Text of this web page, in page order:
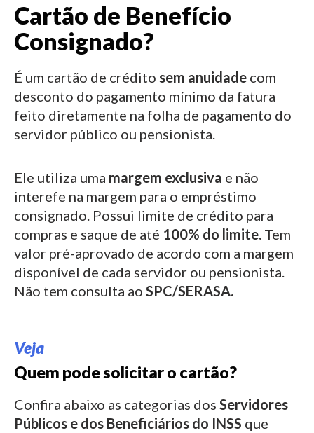
Cartão de Benefício
Consignado?
É um cartão de crédito sem anuidade com
desconto do pagamento mínimo da fatura
feito diretamente na folha de pagamento do
servidor público ou pensionista.
Ele utiliza uma margem exclusiva e não
interefe na margem para o empréstimo
consignado. Possui limite de crédito para
compras e saque de até 100% do limite. Tem
valor pré-aprovado de acordo com a margem
disponível de cada servidor ou pensionista.
Não tem consulta ao SPC/SERASA.
Veja
Quem pode solicitar o cartão?
Confira abaixo as categorias dos Servidores
Públicos e dos Beneficiários do INSS que